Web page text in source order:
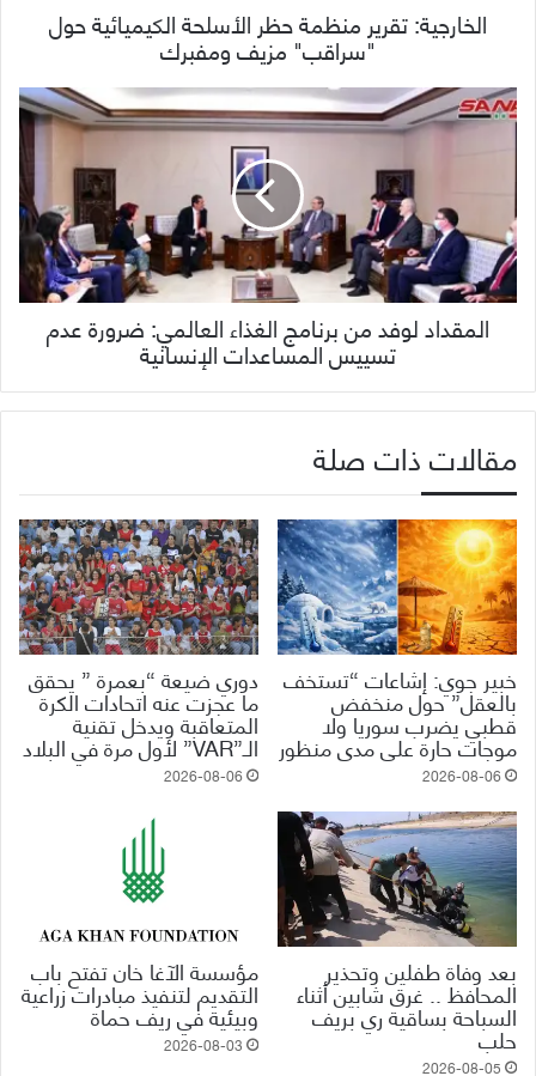
الخارجية: تقرير منظمة حظر الأسلحة الكيميائية حول
"سراقب" مزيف ومفبرك
المقداد لوفد من برنامج الغذاء العالمي: ضرورة عدم
تسييس المساعدات الإنسانية
مقالات ذات صلة
خبير جوي: إشاعات “تستخف
بالعقل” حول منخفض
قطبي يضرب سوريا ولا
موجات حارة على مدى منظور
2026-08-06
دوري ضيعة “بعمرة ” يحقق
ما عجزت عنه اتحادات الكرة
المتعاقبة ويدخل تقنية
الـ”VAR” لأول مرة في البلاد
2026-08-06
بعد وفاة طفلين وتحذير
المحافظ .. غرق شابين أثناء
السباحة بساقية ري بريف
حلب
2026-08-05
مؤسسة الآغا خان تفتح باب
التقديم لتنفيذ مبادرات زراعية
وبيئية في ريف حماة
2026-08-03